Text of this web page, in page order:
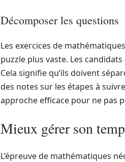
Décomposer les questions
Les exercices de
puzzle plus vaste. Les
Cela signifie qu’ils doivent
des notes sur les étapes à
approche efficace pour ne pas
Mieux gérer son
L’épreuve de mathématiques